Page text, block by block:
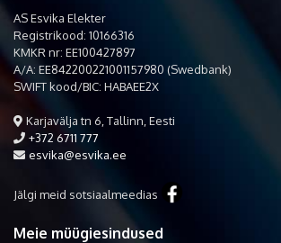
AS Esvika Elekter
Registrikood: 10166316
KMKR nr: EE100427897
A/A: EE842200221001157980 (Swedbank)
SWIFT kood/BIC: HABAEE2X
Karjavälja tn 6, Tallinn, Eesti
+372 6711 777
esvika@esvika.ee
Jälgi meid sotsiaalmeedias
Meie müügiesindused